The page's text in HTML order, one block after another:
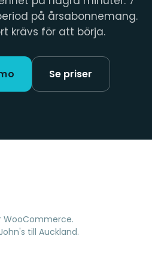
på årsabonnemang.
krävs för att börja.
Se priser
WooCommerce.
till Auckland.